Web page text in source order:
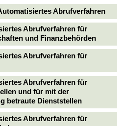
Abrufverfahren
Abrufverfahren für
und Finanzbehörden
Abrufverfahren für
Abrufverfahren für
und für mit der
betraute Dienststellen
Abrufverfahren für